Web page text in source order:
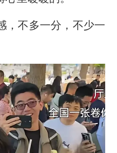
，不多一分，不少一